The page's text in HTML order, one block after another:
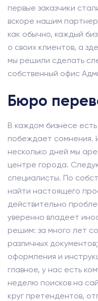
первые заказчики
вскоре нашим
как обычно, каждый
о своих клиентов, а
мы решили сделать
собственный офис
Бюро
В каждом бизнесе
побеждает сомнения.
несколько дней мы
центре города.
специалисты. По
найти настоящего
действительно
уверенно владеет
решим: за много лет
различных
оформления и
главное, у нас есть
неделю поисков на
круг претендентов,